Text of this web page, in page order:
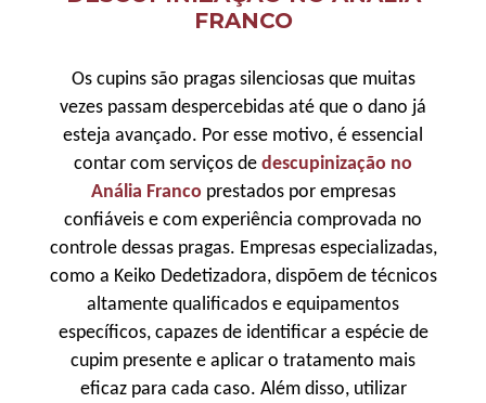
FRANCO
Os cupins são pragas silenciosas que muitas
vezes passam despercebidas até que o dano já
esteja avançado. Por esse motivo, é essencial
contar com serviços de descupinização no
Anália Franco prestados por empresas
confiáveis e com experiência comprovada no
controle dessas pragas. Empresas especializadas,
como a Keiko Dedetizadora, dispõem de técnicos
altamente qualificados e equipamentos
específicos, capazes de identificar a espécie de
cupim presente e aplicar o tratamento mais
eficaz para cada caso. Além disso, utilizar